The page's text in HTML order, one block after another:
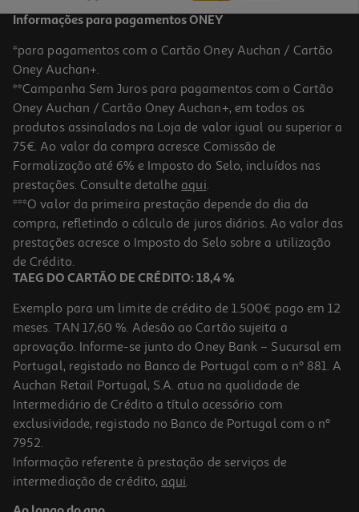
4.6
Chá Gorreana Verde Saquetas 10x2g
87.5 €/Kg
1,75 €
Chá Twinings Verde Com Limão 25un
Informações para pagamentos ONEY
*para pagamentos com o Cartão Oney Auchan / Cartão
Oney Auchan+.
**Campanha Sem Juros para pagamentos com o Cartão
Oney Auchan / Cartão Oney Auchan+, em todos os
produtos assinalados na Loja de valor igual ou superior a
75€. Ao valor da compra acresce Comissão de
Formalização até 6% e Imposto do Selo, incluídos nas
prestações. Consulte detalhe aqui.
***O valor da primeira prestação depende do dia da
compra, refletindo o cálculo de juros diários. Ao valor das
prestações acresce o Imposto do Selo sobre a utilização
de Crédito.
TAEG DO CARTÃO DE CRÉDITO: 18,4 %
Exemplo para um limite de crédito de 1.500€ pago em 12
meses. TAN 17,60 %. Adesão ao Cartão sujeita a
aprovação. Informe-se junto do Oney Bank – Sucursal em
Portugal, registado no Banco de Portugal com o nº 881. A
Auchan Retail Portugal, S.A. atua na qualidade de
Intermediário de Crédito a título acessório com
exclusividade, registado no Banco de Portugal com o nº
7952.
Informação referente à prestação de serviços de
intermediação de crédito, aqui.